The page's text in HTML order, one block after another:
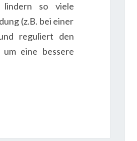
lindern so viele
(z.B. bei einer
reguliert den
eine bessere